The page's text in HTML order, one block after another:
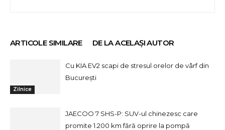
ARTICOLE SIMILARE DE LA ACELAȘI AUTOR
Zilnice
Cu KIA EV2 scapi de stresul orelor de vârf din
București
JAECOO 7 SHS-P: SUV-ul chinezesc care
promite 1.200 km fără oprire la pompă